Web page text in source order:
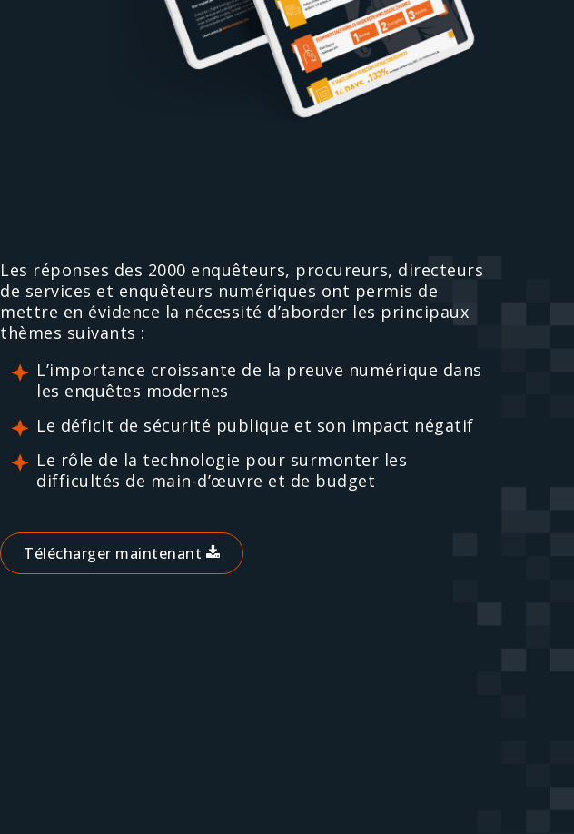
Les réponses des 2000 enquêteurs, procureurs, directeurs
de services et enquêteurs numériques ont permis de
mettre en évidence la nécessité d’aborder les principaux
thèmes suivants :
L’importance croissante de la preuve numérique dans
les enquêtes modernes
Le déficit de sécurité publique et son impact négatif
Le rôle de la technologie pour surmonter les
difficultés de main-d’œuvre et de budget
Télécharger maintenant